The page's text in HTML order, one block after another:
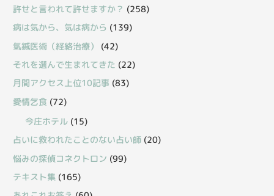
許せと言われて許せますか？ (258)
病は気から、気は病から (139)
氣鍼医術（経絡治療）
(42)
それを選んで生まれてきた (22)
月間アクセス上位10記事 (83)
愛情乞食 (72)
今庄ホテル (15)
占いに救われたことのない占い師 (20)
悩みの探偵コネクトロン (99)
テキスト集 (165)